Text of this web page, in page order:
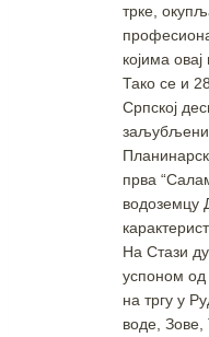
трке,
којима
Тако се и
Српској
прва
водоземцу
На Стази
успоном
на тргу у
воде,